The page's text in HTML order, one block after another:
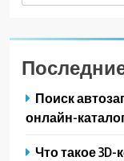
Поиск
онлайн-
Что такое